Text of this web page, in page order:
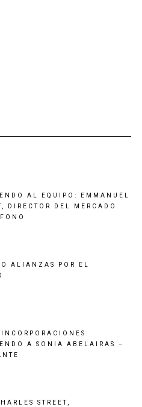
AL EQUIPO: EMMANUEL
DIRECTOR DEL MERCADO
ALIANZAS POR EL
INCORPORACIONES:
A SONIA ABELAIRAS –
STREET,